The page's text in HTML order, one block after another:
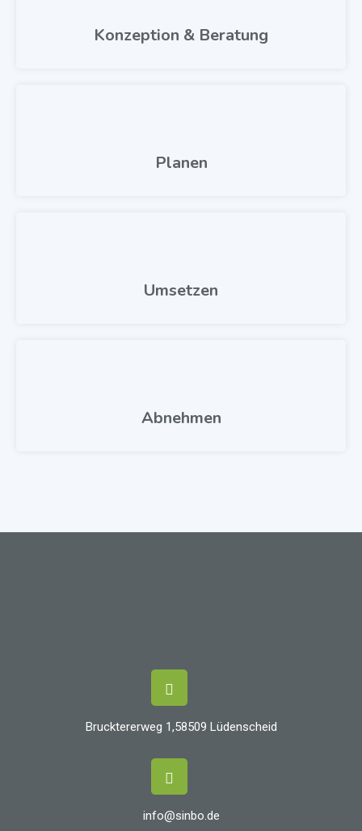
Konzeption & Beratung
Planen
Umsetzen
Abnehmen
Brucktererweg 1,58509 Lüdenscheid
info@sinbo.de